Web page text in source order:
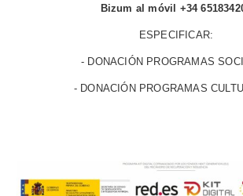
Bizum al móvil +34
ESPECIFICAR:
- DONACIÓN PROGRAMAS
- DONACIÓN PROGRAMAS